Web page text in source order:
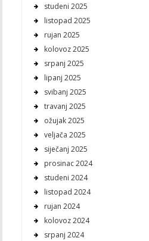
studeni 2025
listopad 2025
rujan 2025
kolovoz 2025
srpanj 2025
lipanj 2025
svibanj 2025
travanj 2025
ožujak 2025
veljača 2025
siječanj 2025
prosinac 2024
studeni 2024
listopad 2024
rujan 2024
kolovoz 2024
srpanj 2024